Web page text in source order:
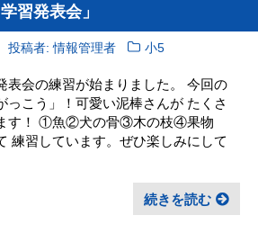
習発表会」
投稿者: 情報管理者 小5
表会の練習が始まりました。 今回の
っこう」！可愛い泥棒さんが たくさ
ます！ ①魚②犬の骨③木の枝④果物
練習しています。ぜひ楽しみにして
続きを読む